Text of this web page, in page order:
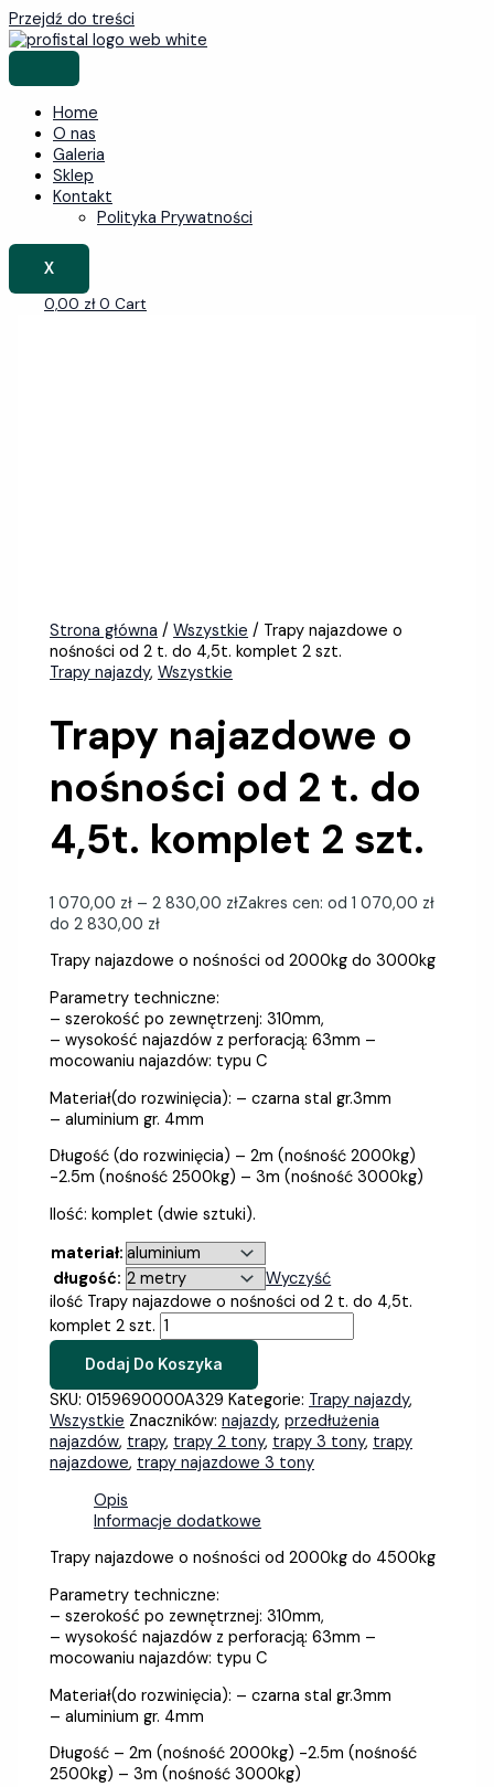
Przejdź do treści
Home
O nas
Galeria
Sklep
Kontakt
Polityka Prywatności
X
0,00 zł 0 Cart
Strona główna /Wszystkie / Trapy najazdowe o
nośności od 2 t. do 4,5t. komplet 2 szt.
Trapy najazdy,Wszystkie
Trapy najazdowe o
nośności od 2 t. do
4,5t. komplet 2 szt.
1 070,00 zł – 2 830,00 złZakres cen: od 1 070,00 zł
do 2 830,00 zł
Trapy najazdowe o nośności od 2000kg do 3000kg
Parametry techniczne:
– szerokość po zewnętrzenj: 310mm,
– wysokość najazdów z perforacją: 63mm –
mocowaniu najazdów: typu C
Materiał(do rozwinięcia): – czarna stal gr.3mm
– aluminium gr. 4mm
Długość (do rozwinięcia) – 2m (nośność 2000kg)
-2.5m (nośność 2500kg) – 3m (nośność 3000kg)
Ilość: komplet (dwie sztuki).
materiał:
długość:
Wyczyść
ilość Trapy najazdowe o nośności od 2 t. do 4,5t.
komplet 2 szt.
Dodaj Do Koszyka
SKU:0159690000A329 Kategorie: Trapy najazdy,
Wszystkie Znaczników:najazdy,przedłużenia
najazdów, trapy, trapy 2 tony, trapy 3 tony, trapy
najazdowe, trapy najazdowe 3 tony
Opis
Informacje dodatkowe
Trapy najazdowe o nośności od 2000kg do 4500kg
Parametry techniczne:
– szerokość po zewnętrznej: 310mm,
– wysokość najazdów z perforacją: 63mm –
mocowaniu najazdów: typu C
Materiał(do rozwinięcia): – czarna stal gr.3mm
– aluminium gr. 4mm
Długość – 2m (nośność 2000kg) -2.5m (nośność
2500kg) – 3m (nośność 3000kg)